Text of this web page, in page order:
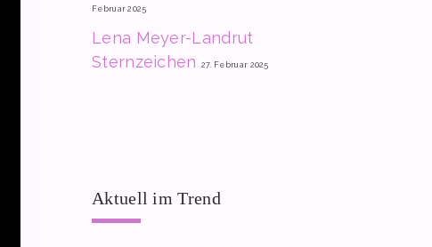
Februar 2025
Lena Meyer-Landrut
Sternzeichen
27. Februar 2025
Aktuell im Trend